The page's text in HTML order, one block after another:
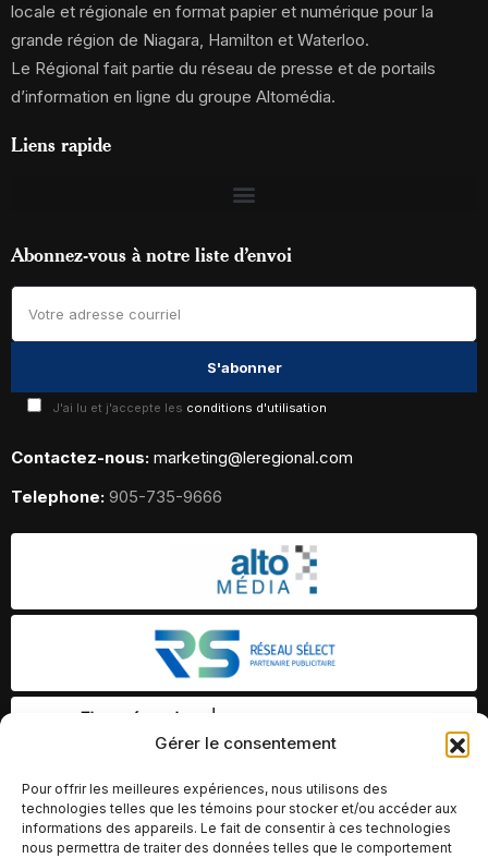
Gérer le consentement
Pour offrir les meilleures expériences, nous utilisons des
technologies telles que les témoins pour stocker et/ou accéder aux
informations des appareils. Le fait de consentir à ces technologies
nous permettra de traiter des données telles que le comportement
locale et régionale en format papier et numérique pour la
grande région de Niagara, Hamilton et Waterloo.
Le Régional fait partie du réseau de presse et de portails
d’information en ligne du groupe Altomédia.
Liens rapide
Abonnez-vous à notre liste d’envoi
J'ai lu et j'accepte les conditions d'utilisation
Contactez-nous: marketing@leregional.com
Telephone: 905-735-9666